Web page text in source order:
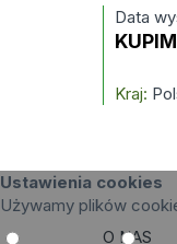
Data
Kraj:
Ustawienia cookies
Używamy plików
O NAS